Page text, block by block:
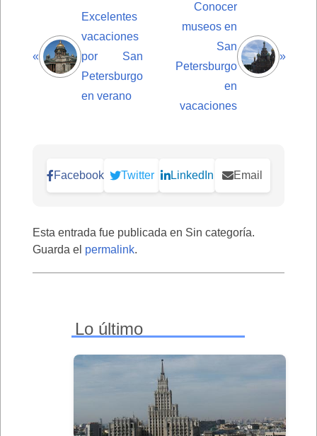
«
Excelentes
vacaciones
por San
Petersburgo
en verano
Conocer
museos en
San
Petersburgo
en
vacaciones
»
Facebook Twitter LinkedIn Email
Esta entrada fue publicada en Sin categoría.
Guarda el permalink.
Lo último